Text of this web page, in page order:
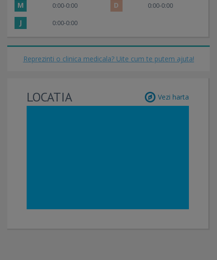
M 0:00-0:00 D 0:00-0:00
J 0:00-0:00
Reprezinti o clinica medicala? Uite cum te putem ajuta!
LOCATIA Vezi harta